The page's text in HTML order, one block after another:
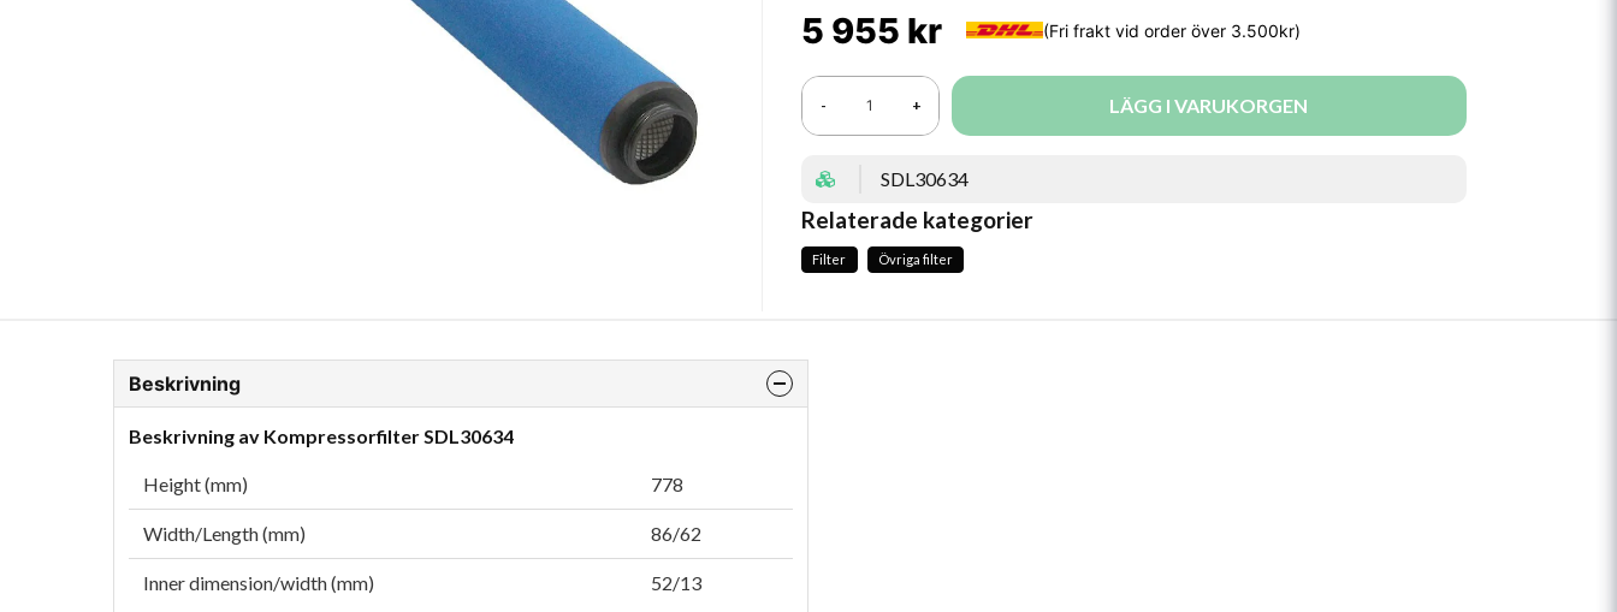
5 955 kr
- + LÄGG I VARUKORGEN
SDL30634
Relaterade kategorier
Filter Övriga filter
Beskrivning
Beskrivning av Kompressorfilter SDL30634
Height (mm) 778
Width/Length (mm) 86/62
Inner dimension/width (mm) 52/13